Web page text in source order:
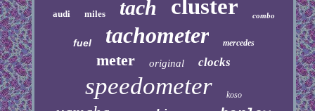
audi miles tach cluster combo
fuel tachometer mercedes
meter original clocks
speedometer koso